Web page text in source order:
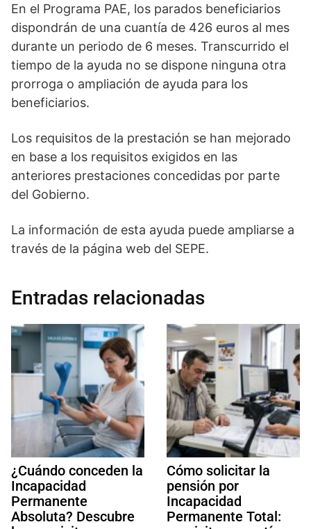
En el Programa PAE, los parados beneficiarios
dispondrán de una cuantía de 426 euros al mes
durante un periodo de 6 meses. Transcurrido el
tiempo de la ayuda no se dispone ninguna otra
prorroga o ampliación de ayuda para los
beneficiarios.
Los requisitos de la prestación se han mejorado
en base a los requisitos exigidos en las
anteriores prestaciones concedidas por parte
del Gobierno.
La información de esta ayuda puede ampliarse a
través de la página web del SEPE.
Entradas relacionadas
¿Cuándo conceden la
Incapacidad
Permanente
Absoluta? Descubre
Cómo solicitar la
pensión por
Incapacidad
Permanente Total: